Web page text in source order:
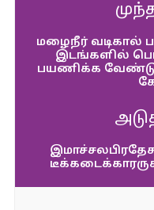
மழைநீர் வடிகால்
இடங்களில்
பயணிக்க